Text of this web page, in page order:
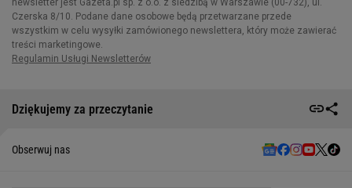
Dziękujemy za przeczytanie
Obserwuj nas